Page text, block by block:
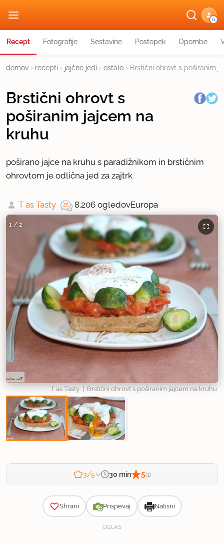
G
Recept Fotografije Sestavine Postopek Opombe
domov › recepti › jajčne jedi › ostalo › Brstični ohrovt s poširanim
Brstični ohrovt s
poširanim jajcem na
kruhu
poširano jajce na kruhu s paradižnikom in brstičnim
ohrovtom je odlična jed za zajtrk
T as Tasty 8.206 ogledovEuropa
1 / 2
T as Tasty | Brstični ohrovt s poširanim jajcem na kruhu
3/5 30 min 5(1)
Shrani Prispevaj Natisni
OGLAS